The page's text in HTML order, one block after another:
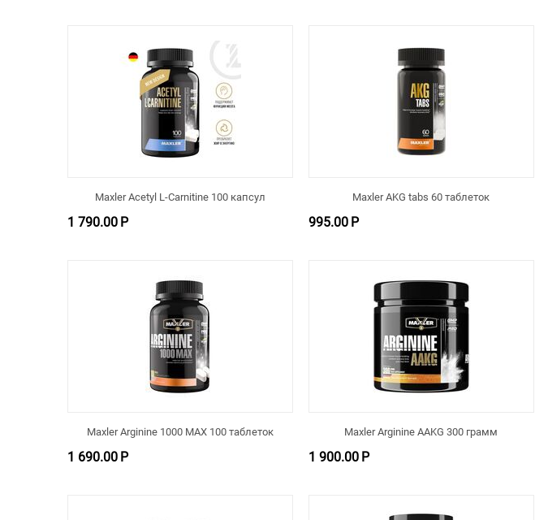
Maxler Acetyl L-Carnitine 100 капсул
1 790.00 Р
Maxler AKG tabs 60 таблеток
995.00 Р
Maxler Arginine 1000 MAX 100 таблеток
1 690.00 Р
Maxler Arginine AAKG 300 грамм
1 900.00 Р